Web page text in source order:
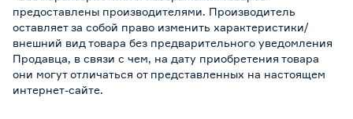
предоставлены производителями. Производитель
оставляет за собой право изменить характеристики/
внешний вид товара без предварительного уведомления
Продавца, в связи с чем, на дату приобретения товара
они могут отличаться от представленных на настоящем
интернет-сайте.